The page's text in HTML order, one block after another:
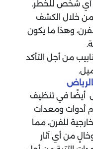
أي شخص للخطر.
من خلال الكشف
وهذا ما يكون
من أجل التأكد
أيضًا في تنظيف
أدوات ومعدات
للفرن، مما
من أي آثار